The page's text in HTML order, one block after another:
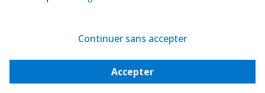
Continuer sans accepter
Accepter
Le recours à l'histoire de la construction européenne
dans et hors des traités. L'euro, l'espace Schengen, la
coopération intergouvernementale en matière
industrielle en sont des exemples. Ils figurent parmi les
symboles de l'intégration européenne et ont souvent